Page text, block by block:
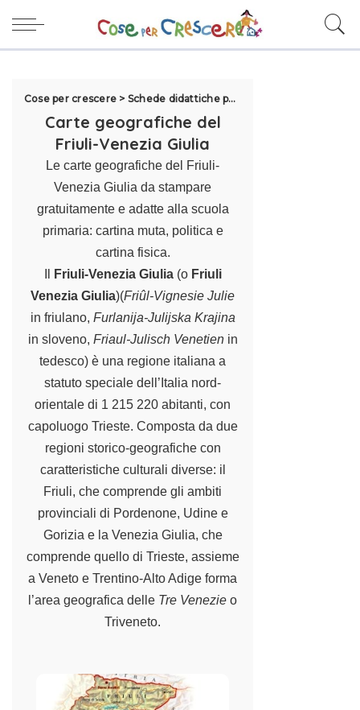
Cose per crescere > Schede didattiche per la scuola
Carte geografiche del
Friuli-Venezia Giulia
Le carte geografiche del Friuli-
Venezia Giulia da stampare
gratuitamente e adatte alla scuola
primaria: cartina muta, politica e
cartina fisica.
Friuli-Venezia Giulia(o Friuli
Venezia Giulia)(Friûl-Vignesie Julie
in friulano, Furlanija-Julijska Krajina
in sloveno, Friaul-Julisch Venetienin
tedesco) è una regione italiana a
statuto speciale dell’Italia nord-
orientale di 1 215 220 abitanti, con
capoluogo Trieste. Composta da due
regioni storico-geografiche con
caratteristiche culturali diverse: il
Friuli, che comprende gli ambiti
provinciali di Pordenone, Udine e
Gorizia e la Venezia Giulia, che
comprende quello di Trieste, assieme
a Veneto e Trentino-Alto Adige forma
l’area geografica delle Tre Venezie o
Triveneto.